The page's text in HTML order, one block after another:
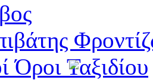
Όροι Ταξιδίου